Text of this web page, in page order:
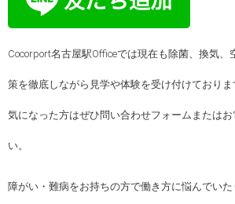
Cocorport名古屋駅Officeでは現在も除菌、換気
策を徹底しながら見学や体験を受け付けておりま
気になった方はぜひ問い合わせフォームまたはお
い。
障がい・難病をお持ちの方で働き方に悩んでい